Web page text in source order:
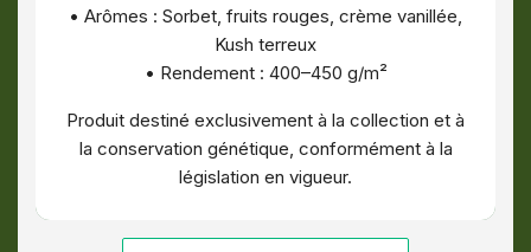
• Arômes : Sorbet, fruits rouges, crème vanillée,
Kush terreux
• Rendement : 400–450 g/m²
Produit destiné exclusivement à la collection et à
la conservation génétique, conformément à la
législation en vigueur.